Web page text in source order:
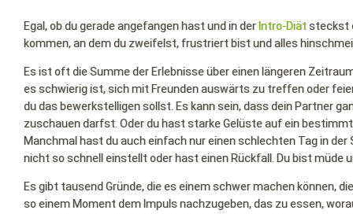
Egal, ob du gerade angefangen hast und in der Intro-Diätsteckst
kommen, an dem du zweifelst, frustriert bist und alles
Es ist oft die Summe der Erlebnisse über einen längeren
es schwierig ist, sich mit Freunden auswärts zu treffen oder
du das bewerkstelligen sollst. Es kann sein, dass dein Partner
zuschauen darfst. Oder du hast starke Gelüste auf ein
Manchmal hast du auch einfach nur einen schlechten Tag in
nicht so schnell einstellt oder hast einen Rückfall. Du bist müde
Es gibt tausend Gründe, die es einem schwer machen können,
so einem Moment dem Impuls nachzugeben, das zu essen,